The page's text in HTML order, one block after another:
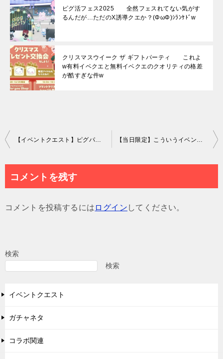
ピグ活フェス2025 全然フェスれてない気がす
るんだが…ただのX誘導クエか？(ΦωΦ)ｼﾗﾝｹﾄﾞw
クリスマスウイーク ザ ギフトパーティ これよ
w有料イベクエと無料イベクエのクオリティの格差
が酷すぎな件w
投
ビ
ョ
【イベントクエスト】ピグパってユーザー同士が遊ぶアプリよね？ユーザーと運営が遊ぶアプリじゃないんじゃね？ｗ ピグダンイベントクエストにＩＰ付きのキャラを出す意味が分からない件ｗ【ピグダン】 【当日限定】こういうイベントって事前告知が必要じゃね？って思うんだけどＤＯ？ 12/1限定のニット帽回収についてｗ【新エリア】
コメントを残す
コメントを投稿するには ログイン してください。
検索
検索
イベントクエスト
ガチャネタ
コラボ関連